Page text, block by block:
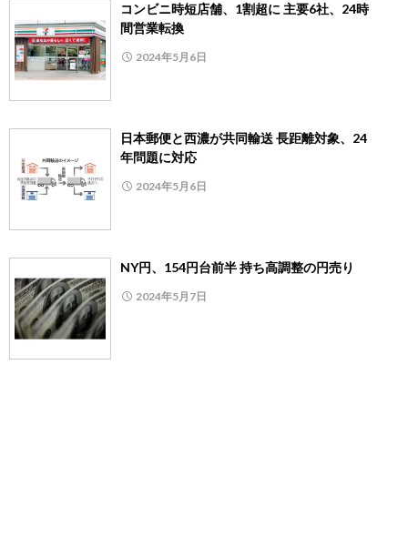
コンビニ時短店舗、1割超に 主要6社、24時
間営業転換
2024年5月6日
日本郵便と西濃が共同輸送 長距離対象、24
年問題に対応
2024年5月6日
NY円、154円台前半 持ち高調整の円売り
2024年5月7日